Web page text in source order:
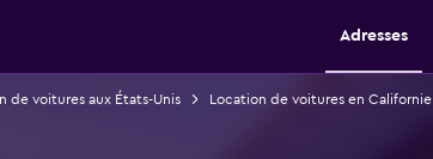
Adresses
de voitures aux États-Unis Location de voitures en Californie